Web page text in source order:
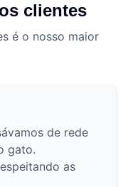
clientes
é o nosso maior
de rede
gato.
as